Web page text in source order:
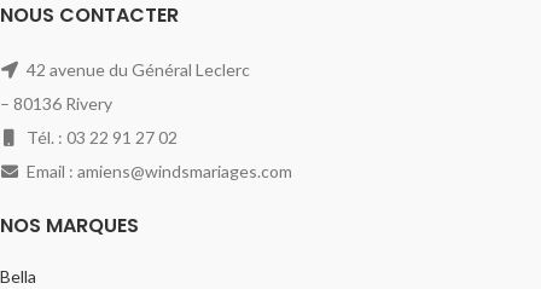
NOUS CONTACTER
42 avenue du Général Leclerc
– 80136 Rivery
Tél. : 03 22 91 27 02
Email : amiens@windsmariages.com
NOS MARQUES
Bella